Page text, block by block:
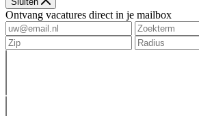
Ontvang vacatures direct in je mailbox